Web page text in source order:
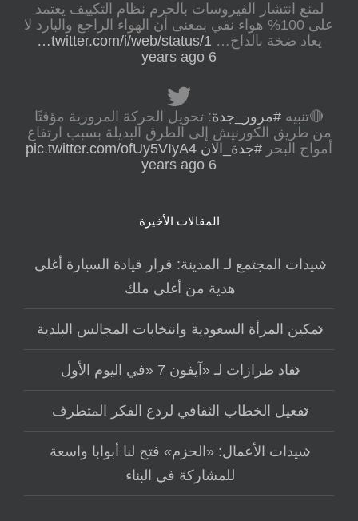
لمنع انتشار الفيروسات بالحرم نظام التكييف يعتمد
على 100% هواء نقي بمعنى أن الهواء الراجع والبارد لا
يعاد ضخة بالداخ… twitter.com/i/web/status/1…
6 years ago
🔴تنبيه #مرور_جدة: تحويل الحركة المرورية مؤقتًا
من طريق الكورنيش إلى الطرق البديلة بسبب ارتفاع
أمواج البحر #جدة_الان pic.twitter.com/ofUy5VIyA4
6 years ago
المقالات الأخيرة
سيدات المجتمع لـ المدينة: قرار قيادة السيارة أغلى
هدية من أغلى ملك
تمكين المرأة السعودية وانتخابات المجالس البلدية
نفاد طرازات لـ «آيفون 7 «في اليوم الأول
تفعيل الخطاب الثقافي لردع الفكر المتطرف
سيدات الأعمال: «الحزم» فتح لنا أبوابا واسعة
للمشاركة في البناء